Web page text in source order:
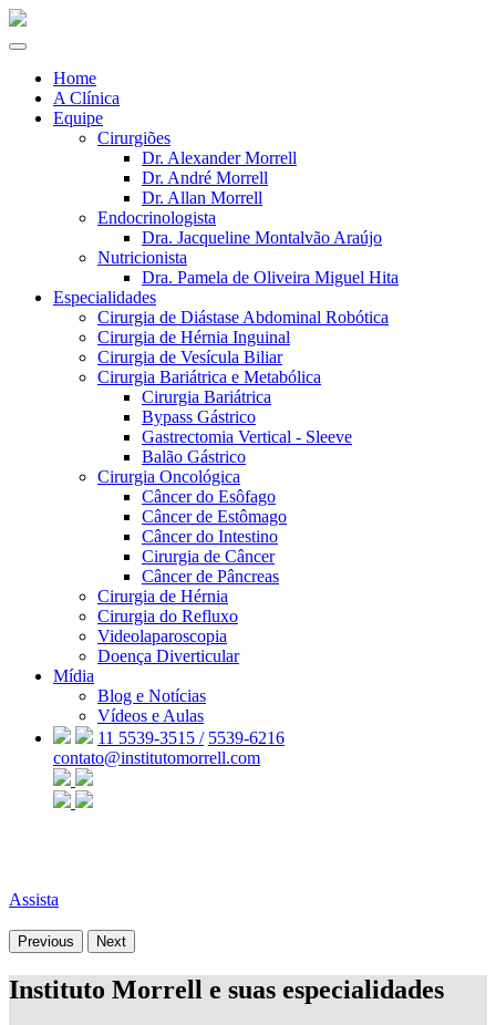
Home
A Clínica
Equipe
Cirurgiões
Dr. Alexander Morrell
Dr. André Morrell
Dr. Allan Morrell
Endocrinologista
Dra. Jacqueline Montalvão Araújo
Nutricionista
Dra. Pamela de Oliveira Miguel Hita
Especialidades
Cirurgia de Diástase Abdominal Robótica
Cirurgia de Hérnia Inguinal
Cirurgia de Vesícula Biliar
Cirurgia Bariátrica e Metabólica
Cirurgia Bariátrica
Bypass Gástrico
Gastrectomia Vertical - Sleeve
Balão Gástrico
Cirurgia Oncológica
Câncer do Esôfago
Câncer de Estômago
Câncer do Intestino
Cirurgia de Câncer
Câncer de Pâncreas
Cirurgia de Hérnia
Cirurgia do Refluxo
Videolaparoscopia
Doença Diverticular
Mídia
Blog e Notícias
Vídeos e Aulas
11 5539-3515 / 5539-6216
contato@institutomorrell.com
Assista
Previous Next
Instituto Morrell e suas especialidades